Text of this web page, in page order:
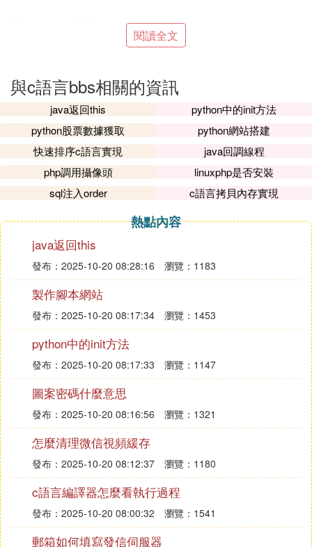
http://www.cstudyhome.com/wenzhang06/default.as
p C語言之家
http://ettc.sysu.e.cn/wlkc/shujujiegou/teaching/chapt
er1/chapter1-1-1.html
什麼是數穗鉛據結構（1學時）
http://www.hyxp.net/index.html
huayu online c語言
Ⅲ 什麼是C語言緩沖區溢出漏洞怎麼利用誰
可以提供詳細的資料
緩沖區溢出漏洞入門介紹
文/hokersome
一、引言
不管你是否相信，幾十年來，緩沖區溢出一直引起許
多嚴重的安全性問題。甚至毫不誇張的說，當前網路
種種安全問題至少有50%源自緩沖區溢出的問題。遠
的不說，一個沖擊波病毒已經令人談溢出色變了。而
作為一名黑客，了解緩沖區溢出漏洞則是一門必修
課。網上關於溢出的漏洞的文章有很多，但是大多太
深或者集中在一個主題，不適合初學者做一般性了
解。為此，我寫了這篇文章，主要是針對初學者，對
緩沖區溢出漏洞進行一般性的介紹。
緩沖區溢出漏洞是之所以這么多，是在於它的產生是
如此的簡單。只要C/C++程序員稍微放鬆警惕，他的
代碼裡面可能就出現了一個緩沖區溢出漏洞，甚至即
閱讀全文
與c語言bbs相關的資訊
java返回this
python中的init方法
python股票數據獲取
python網站搭建
快速排序c語言實現
java回調線程
php調用攝像頭
linuxphp是否安裝
sql注入order
c語言拷貝內存實現
熱點內容
java返回this
發布：2025-10-20 08:28:16 瀏覽：1183
製作腳本網站
發布：2025-10-20 08:17:34 瀏覽：1453
python中的init方法
發布：2025-10-20 08:17:33 瀏覽：1147
圖案密碼什麼意思
發布：2025-10-20 08:16:56 瀏覽：1321
怎麼清理微信視頻緩存
發布：2025-10-20 08:12:37 瀏覽：1180
c語言編譯器怎麼看執行過程
發布：2025-10-20 08:00:32 瀏覽：1541
郵箱如何填寫發信伺服器